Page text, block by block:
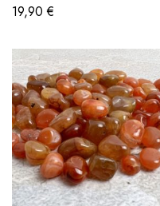
19,90€